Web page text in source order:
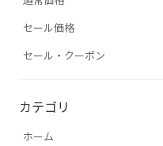
セール価格
セール・クーポン
カテゴリ
ホーム